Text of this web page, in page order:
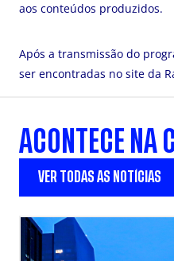
aos conteúdos produzidos.
Após a transmissão do
ser encontradas no site da
ACONTECE NA
VER TODAS AS NOTÍCIAS